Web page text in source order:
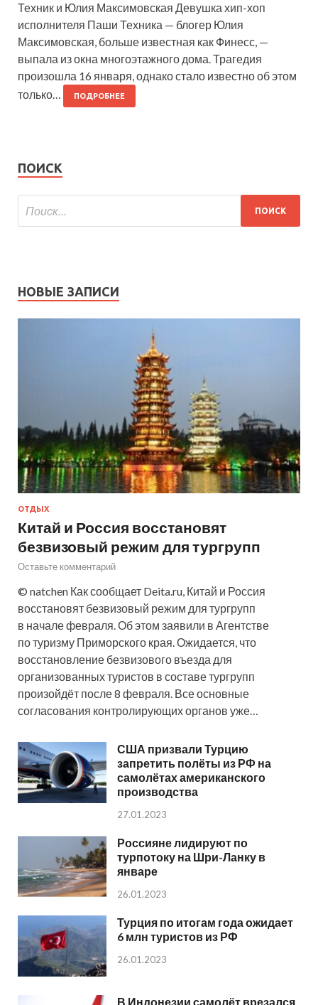
Техник и Юлия Максимовская Девушка хип-хоп
исполнителя Паши Техника — блогер Юлия
Максимовская, больше известная как Финесс, —
выпала из окна многоэтажного дома. Трагедия
произошла 16 января, однако стало известно об этом
только…
ПОДРОБНЕЕ
ПОИСК
НОВЫЕ ЗАПИСИ
ОТДЫХ
Китай и Россия восстановят
безвизовый режим для тургрупп
Оставьте комментарий
© natchen Как сообщает Deita.ru, Китай и Россия
восстановят безвизовый режим для тургрупп
в начале февраля. Об этом заявили в Агентстве
по туризму Приморского края. Ожидается, что
восстановление безвизового въезда для
организованных туристов в составе тургрупп
произойдёт после 8 февраля. Все основные
согласования контролирующих органов уже…
США призвали Турцию
запретить полёты из РФ на
самолётах американского
производства
27.01.2023
Россияне лидируют по
турпотоку на Шри-Ланку в
январе
26.01.2023
Турция по итогам года ожидает
6 млн туристов из РФ
26.01.2023
В Индонезии самолёт врезался